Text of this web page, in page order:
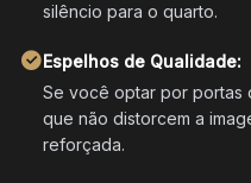
silêncio para o quarto.
Espelhos de Qualidade:
Se você optar por portas
que não distorcem a
reforçada.